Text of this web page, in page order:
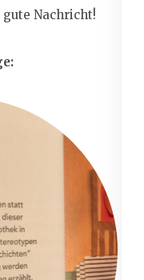
gute Nachricht!